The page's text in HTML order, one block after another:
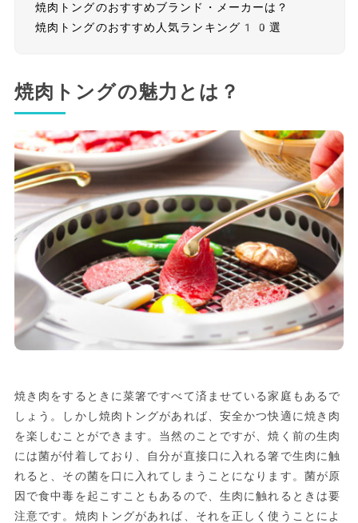
焼肉トングのおすすめブランド・メーカーは？
焼肉トングのおすすめ人気ランキング10選
焼肉トングの魅力とは？
焼き肉をするときに菜箸ですべて済ませている家庭もあるで
しょう。しかし焼肉トングがあれば、安全かつ快適に焼き肉
を楽しむことができます。当然のことですが、焼く前の生肉
には菌が付着しており、自分が直接口に入れる箸で生肉に触
れると、その菌を口に入れてしまうことになります。菌が原
因で食中毒を起こすこともあるので、生肉に触れるときは要
注意です。焼肉トングがあれば、それを正しく使うことによ